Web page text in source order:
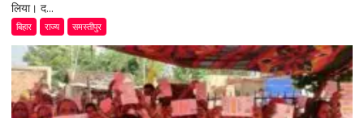
लिया। द...
बिहार राज्य समस्तीपुर